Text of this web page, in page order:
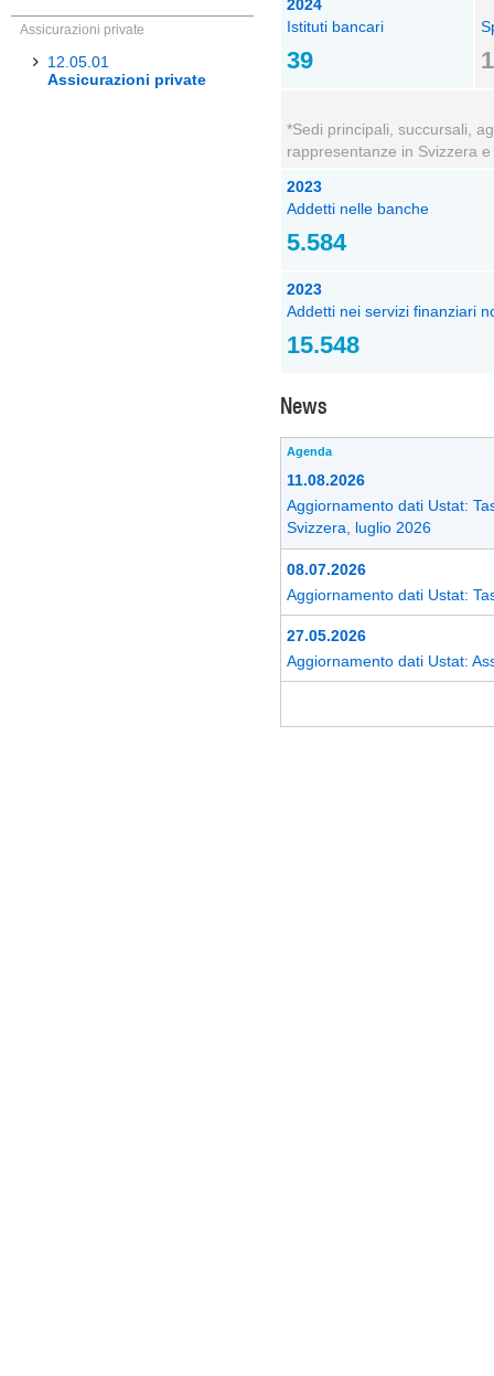
Assicurazioni private
12.05.01
Assicurazioni private
2024
Istituti bancari
39
*Sedi principali, succursali,
rappresentanze in Svizzera
2023
Addetti nelle banche
5.584
2023
Addetti nei servizi finanziari
15.548
News
Agenda
11.08.2026
Aggiornamento dati Ustat:
Svizzera, luglio 2026
08.07.2026
Aggiornamento dati Ustat:
27.05.2026
Aggiornamento dati Ustat: